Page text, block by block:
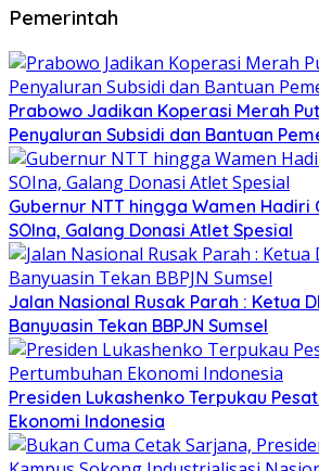
Pemerintah
Prabowo Jadikan Koperasi Merah
Penyaluran Subsidi dan Bantuan
Gubernur NTT hingga Wamen Hadiri
SOIna, Galang Donasi Atlet Spesial
Jalan Nasional Rusak Parah : Ketua
Banyuasin Tekan BBPJN Sumsel
Presiden Lukashenko Terpukau
Ekonomi Indonesia